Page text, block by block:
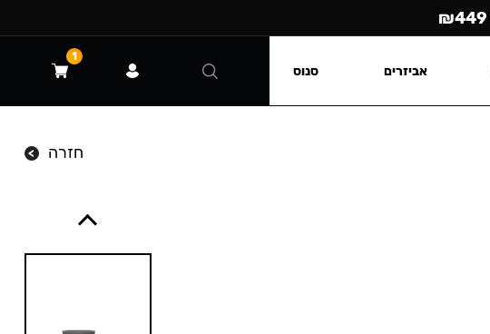
חזרה
אביזרים סנוס
1